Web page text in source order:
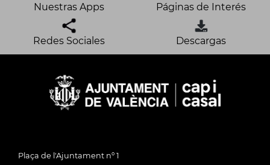
Nuestras Apps Páginas de Interés
Redes Sociales Descargas
Plaça de l'Ajuntament nº 1